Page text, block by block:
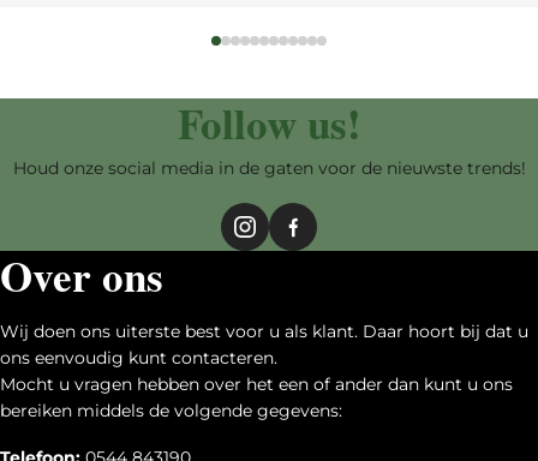
Follow us!
Houd onze social media in de gaten voor de nieuwste trends!
Over ons
Wij doen ons uiterste best voor u als klant. Daar hoort bij dat u
ons eenvoudig kunt contacteren.
Mocht u vragen hebben over het een of ander dan kunt u ons
bereiken middels de volgende gegevens: